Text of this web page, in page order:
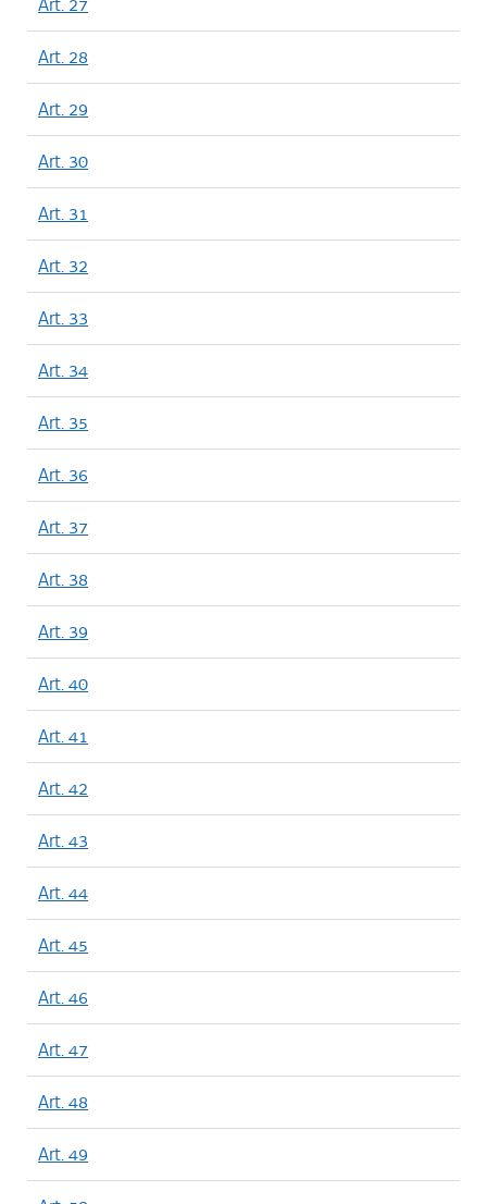
Art. 28
Art. 29
Art. 30
Art. 31
Art. 32
Art. 33
Art. 34
Art. 35
Art. 36
Art. 37
Art. 38
Art. 39
Art. 40
Art. 41
Art. 42
Art. 43
Art. 44
Art. 45
Art. 46
Art. 47
Art. 48
Art. 49